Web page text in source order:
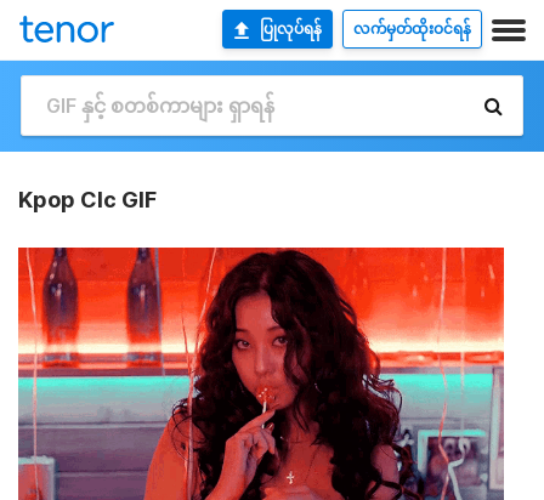
ပြုလုပ်ရန် လက်မှတ်ထိုးဝင်ရန်
Kpop Clc GIF